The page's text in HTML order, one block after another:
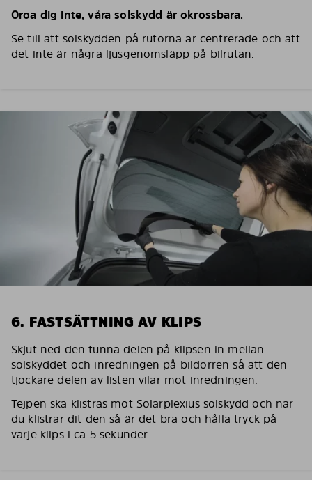
Oroa dig inte, våra solskydd är okrossbara.
Se till att solskydden på rutorna är centrerade och att
det inte är några ljusgenomsläpp på bilrutan.
6. FASTSÄTTNING AV KLIPS
Skjut ned den tunna delen på klipsen in mellan
solskyddet och inredningen på bildörren så att den
tjockare delen av listen vilar mot inredningen.
Tejpen ska klistras mot Solarplexius solskydd och när
du klistrar dit den så är det bra och hålla tryck på
varje klips i ca 5 sekunder.